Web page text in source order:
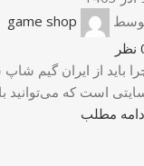
game shop
نظر
باید از ایران گیم
است که می‌توانید
مطلب